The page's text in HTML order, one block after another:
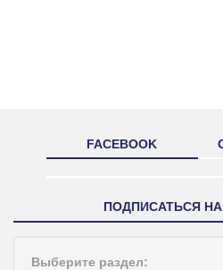
FACEBOOK
ПОДПИСАТЬСЯ
Выберите раздел: